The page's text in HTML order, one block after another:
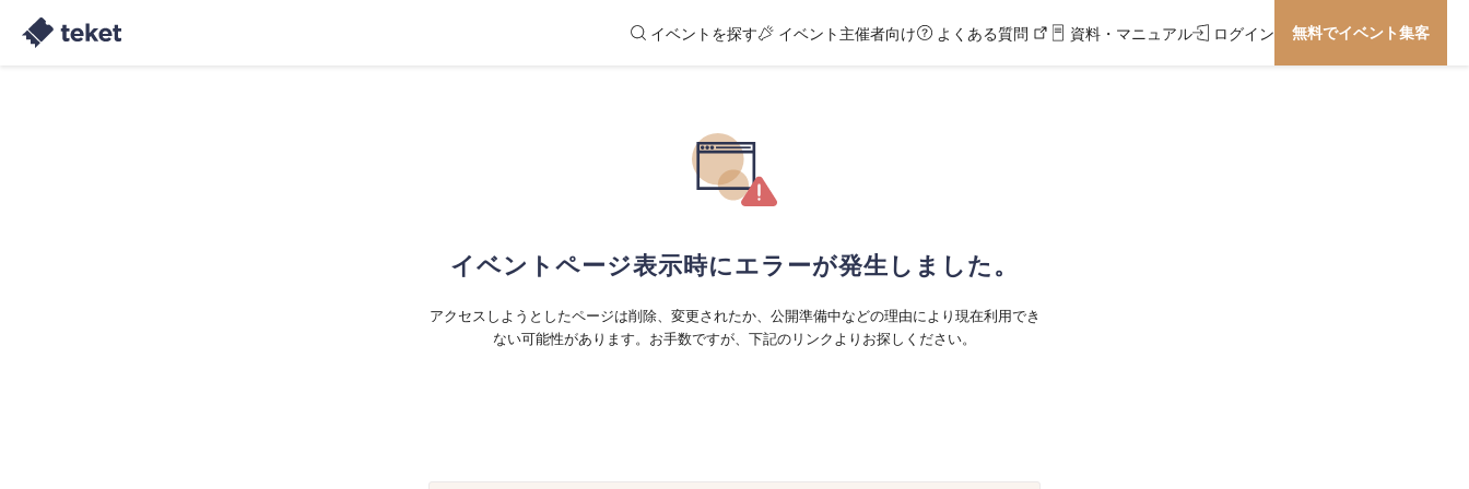
イベントを探す イベント主催者向け よくある質問 資料・マニュアル ログイン 無料でイベント集客
イベントページ表示時にエラーが発生しました。
アクセスしようとしたページは削除、変更されたか、公開準備中などの理由により現在利用でき
ない可能性があります。お手数ですが、下記のリンクよりお探しください。